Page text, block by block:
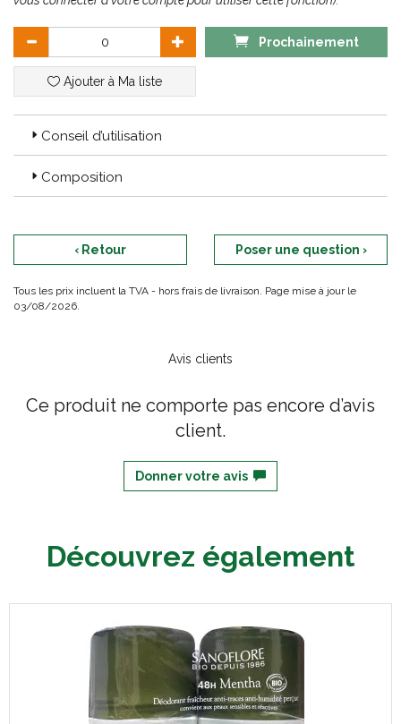
jour.
OFFERTE Aqua Magnifica 50ml
: 1er geste de soin,
immédiatement purifiante et matifiante, cette lotion lutte contre
les imperfections et resserre les pores pour une peau fraiche et
Prochainement
Ajouter à Ma liste
Conseil d’utilisation
Composition
‹ Retour Poser une question ›
Tous les prix incluent la TVA - hors frais de livraison. Page mise à jour le
03/08/2026.
Avis clients
Ce produit ne comporte pas encore d’avis
client.
Donner votre avis
Découvrez également